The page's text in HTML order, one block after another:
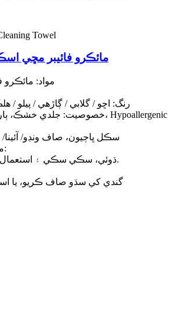
مائڪرو فائيبر مڇي
مواد: مائڪرو فائبر (80٪ پالئیےسٹر +
رنگ: اڇو / گلابي / ڳاڙهي / پيلو /
خصوصيت: جلدي خشڪ، ٻارن جو ثبوت، پائيدار، اينٽي مائڪروبيل، Hypoallergenic
سڪل ڀاڄيون، صاف ونڊو/
معاملن تي ڌيان ڏيڻ جي ضرورت آهي:
ڌوئي، سڪي سڪي ۽ استعمال ڪرڻ کان پوءِ هوا واري جاءِ تي رکي.
گندي کي سڌو صاف ڪريو، يا